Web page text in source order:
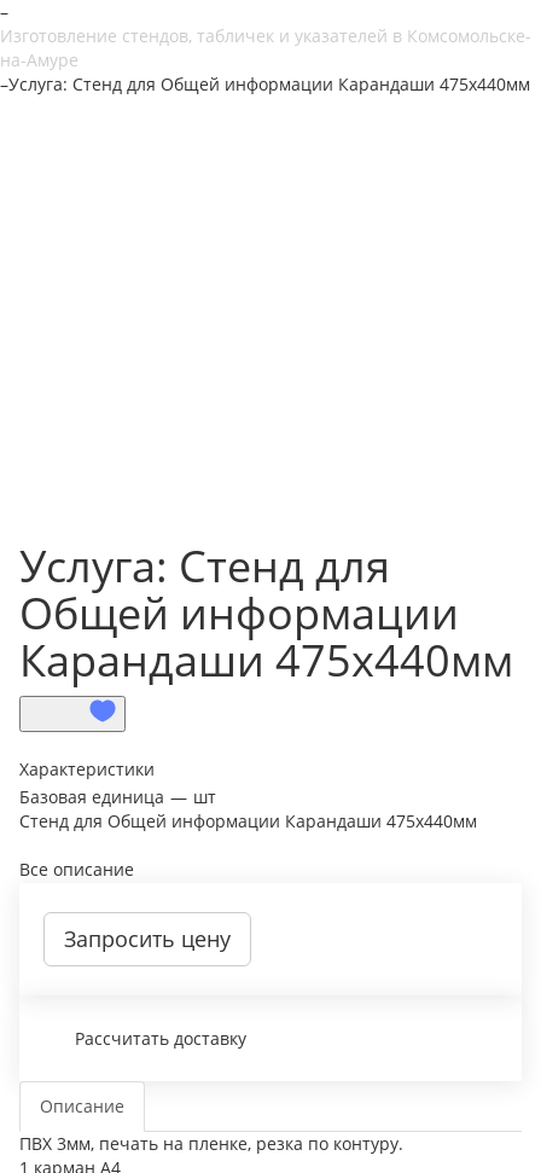
–
Изготовление стендов, табличек и указателей в Комсомольске-
на-Амуре
–Услуга: Стенд для Общей информации Карандаши 475х440мм
Услуга: Стенд для
Общей информации
Карандаши 475х440мм
Характеристики
Базовая единица — шт
Стенд для Общей информации Карандаши 475х440мм
Все описание
Запросить цену
Рассчитать доставку
Описание
ПВХ 3мм, печать на пленке, резка по контуру.
1 карман А4